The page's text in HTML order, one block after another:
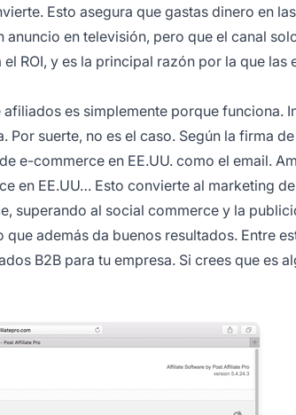
Esto asegura que gastas dinero en
en televisión, pero que el canal
ROI, y es la principal razón por la que las
afiliados es simplemente porque funciona.
suerte, no es el caso. Según la firma
e-commerce en EE.UU. como el email.
en EE.UU… Esto convierte al marketing
superando al social commerce y la
además da buenos resultados. Entre
B2B para tu empresa. Si crees que es